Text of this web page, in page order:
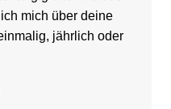
mich über deine
jährlich oder